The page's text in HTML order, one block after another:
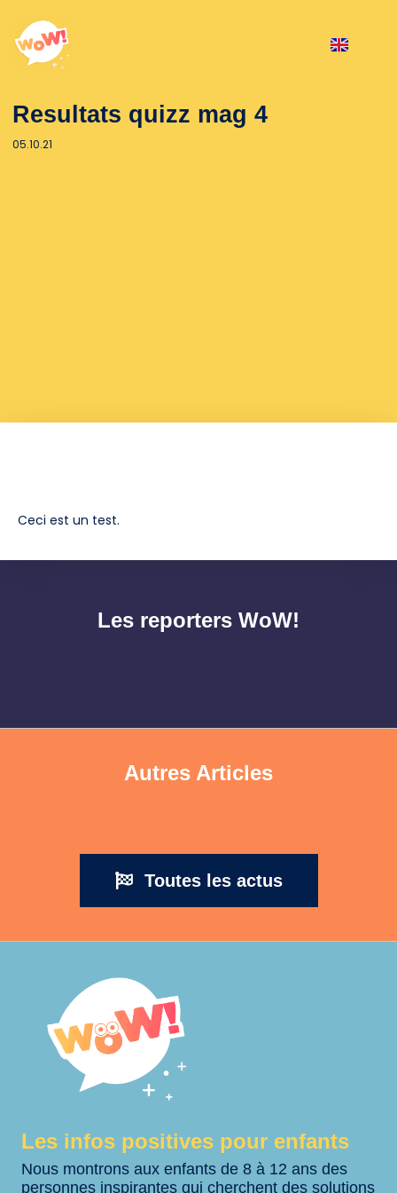
Resultats quizz mag 4
05.10.21
Ceci est un test.
Les reporters WoW!
Autres Articles
Toutes les actus
Les infos positives pour enfants
Nous montrons aux enfants de 8 à 12 ans des
personnes inspirantes qui cherchent des solutions